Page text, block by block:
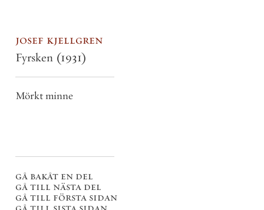
josef kjellgren
Fyrsken (1931)
Mörkt minne
gå bakåt en del
gå till nästa del
gå till första sidan